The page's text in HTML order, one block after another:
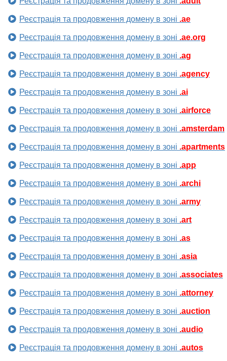
Реєстрація та продовження домену в зоні .ae
Реєстрація та продовження домену в зоні .ae.org
Реєстрація та продовження домену в зоні .ag
Реєстрація та продовження домену в зоні .agency
Реєстрація та продовження домену в зоні .ai
Реєстрація та продовження домену в зоні .airforce
Реєстрація та продовження домену в зоні .amsterdam
Реєстрація та продовження домену в зоні .apartments
Реєстрація та продовження домену в зоні .app
Реєстрація та продовження домену в зоні .archi
Реєстрація та продовження домену в зоні .army
Реєстрація та продовження домену в зоні .art
Реєстрація та продовження домену в зоні .as
Реєстрація та продовження домену в зоні .asia
Реєстрація та продовження домену в зоні .associates
Реєстрація та продовження домену в зоні .attorney
Реєстрація та продовження домену в зоні .auction
Реєстрація та продовження домену в зоні .audio
Реєстрація та продовження домену в зоні .autos